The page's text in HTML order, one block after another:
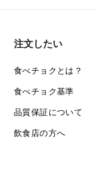
注文したい
食べチョクとは？
食べチョク基準
品質保証について
飲食店の方へ